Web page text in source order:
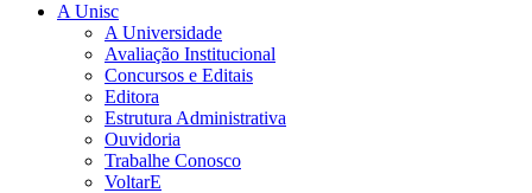
A Unisc
A Universidade
Avaliação Institucional
Concursos e Editais
Editora
Estrutura Administrativa
Ouvidoria
Trabalhe Conosco
VoltarE